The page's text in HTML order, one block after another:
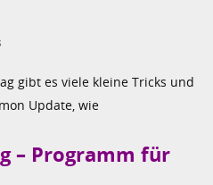
gibt es viele kleine Tricks und
Update, wie
– Programm für